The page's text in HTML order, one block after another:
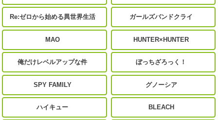
Re:ゼロから始める異世界生活 ガールズバンドクライ
MAO HUNTER×HUNTER
俺だけレベルアップな件 ぼっちざろっく！
SPY FAMILY グノーシア
ハイキュー BLEACH